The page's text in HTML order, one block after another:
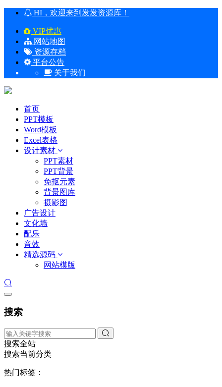
HI，欢迎来到发发资源库！
VIP优惠
网站地图
资源存档
平台公告
关于我们
首页
PPT模板
Word模板
Excel表格
设计素材
PPT素材
PPT背景
免抠元素
背景图库
摄影图
广告设计
文化墙
配乐
音效
精选源码
网站模版
搜索
搜索全站
搜索当前分类
热门标签：